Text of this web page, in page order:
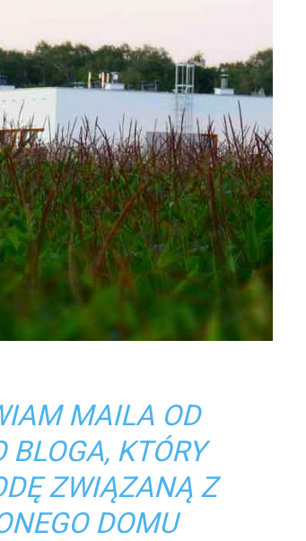
MAILA OD
KTÓRY
ZWIĄZANĄ Z
DOMU